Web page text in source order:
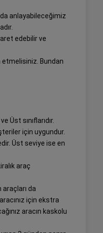
anlayabileceğimiz
edebilir ve
etmelisiniz. Bundan
Üst sınıflarıdır.
için uygundur.
Üst seviye ise en
araç
da
için ekstra
aracın kaskolu